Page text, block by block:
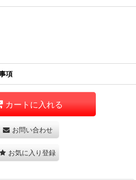
項
カートに入れる
お問い合わせ
お気に入り登録